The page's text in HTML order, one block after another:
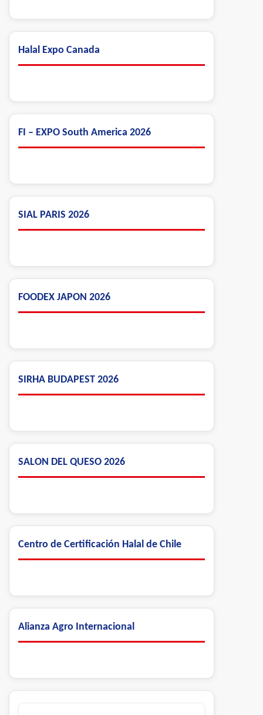
Halal Expo Canada
FI – EXPO South America 2026
SIAL PARIS 2026
FOODEX JAPON 2026
SIRHA BUDAPEST 2026
SALON DEL QUESO 2026
Centro de Certificación Halal de Chile
Alianza Agro Internacional